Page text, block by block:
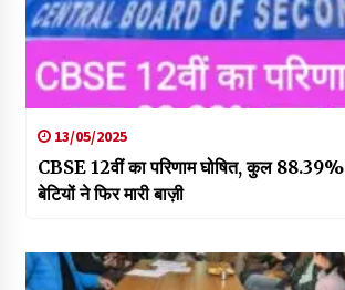
13/05/2025
CBSE 12वीं का परिणाम घोषित, कुल 88.39%
बेटियों ने फिर मारी बाज़ी